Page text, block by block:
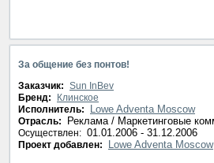
За общение без понтов!
Заказчик: Sun InBev
Бренд:
Клинское
Исполнитель:
Lowe Adventa Moscow
Отрасль: Реклама / Маркетинговые
Осуществлен: 01.01.2006 - 31.12.2006
Проект добавлен: Lowe Adventa Moscow